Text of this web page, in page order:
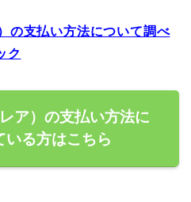
の支払い方法について調べ
ク
ア）の支払い方法に
いる方はこちら